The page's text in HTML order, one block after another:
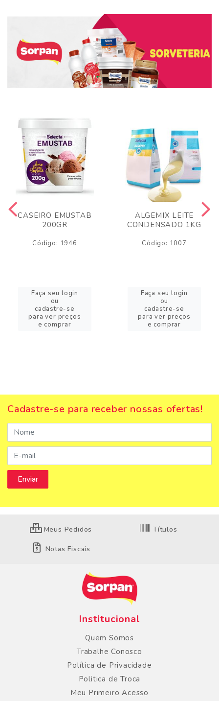
CASEIRO EMUSTAB
200GR
Código: 1946
Faça seu login
ou
cadastre-se
para ver preços
e comprar
ALGEMIX LEITE
CONDENSADO 1KG
Código: 1007
Faça seu login
ou
cadastre-se
para ver preços
e comprar
Cadastre-se para receber nossas ofertas!
Meus Pedidos Títulos
Notas Fiscais
Institucional
Quem Somos
Trabalhe Conosco
Política de Privacidade
Politica de Troca
Meu Primeiro Acesso